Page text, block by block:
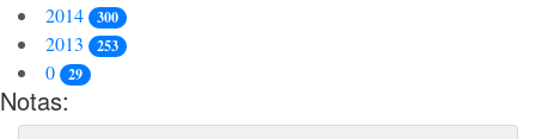
2014 300
2013 253
0 29
Notas: